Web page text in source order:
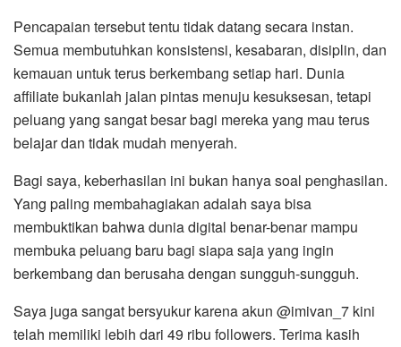
Pencapaian tersebut tentu tidak datang secara instan.
Semua membutuhkan konsistensi, kesabaran, disiplin, dan
kemauan untuk terus berkembang setiap hari. Dunia
affiliate bukanlah jalan pintas menuju kesuksesan, tetapi
peluang yang sangat besar bagi mereka yang mau terus
belajar dan tidak mudah menyerah.
Bagi saya, keberhasilan ini bukan hanya soal penghasilan.
Yang paling membahagiakan adalah saya bisa
membuktikan bahwa dunia digital benar-benar mampu
membuka peluang baru bagi siapa saja yang ingin
berkembang dan berusaha dengan sungguh-sungguh.
Saya juga sangat bersyukur karena akun @imivan_7 kini
telah memiliki lebih dari 49 ribu followers. Terima kasih